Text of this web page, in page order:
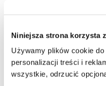
Niniejsza strona korzysta
Używamy plików cookie do
personalizacji treści i
wszystkie, odrzucić
Pojemność wanny: Viya 170
Waga wanny netto: Viya 170